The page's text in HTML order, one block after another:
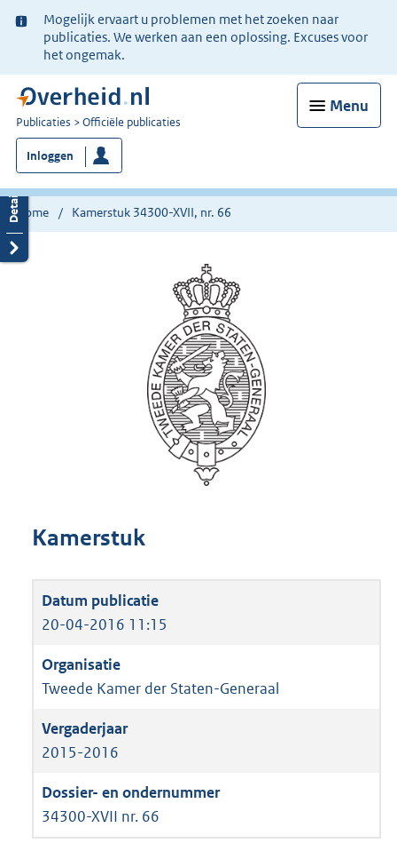
Ter
informatie:
Mogelijk ervaart u problemen met het zoeken naar
publicaties. We werken aan een oplossing. Excuses voor
het ongemak.
Menu
U
bent
nu
hier:
Publicaties Officiële publicaties
Inloggen
Home Kamerstuk 34300-XVII, nr. 66
Kamerstuk
20-04-2016 11:15
Tweede Kamer der Staten-Generaal
2015-2016
34300-XVII nr. 66